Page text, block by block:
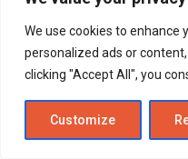
We use cookies to enhance
personalized ads or
clicking "Accept All", you
Customize